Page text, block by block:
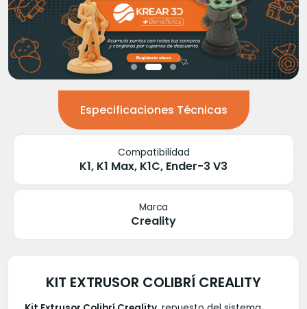
Especificaciones Técnicas
Compatibilidad
K1, K1 Max, K1C, Ender-3 V3
Marca
Creality
KIT EXTRUSOR COLIBRÍ CREALITY